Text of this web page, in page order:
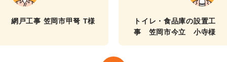
網戸工事 笠岡市甲弩 T様
トイレ・食品庫の設置工
事 笠岡市今立 小寺様